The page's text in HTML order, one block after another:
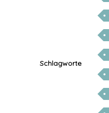
Schlagworte